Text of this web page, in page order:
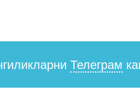
Телеграм